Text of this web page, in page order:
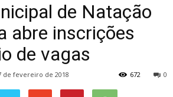
de Natação
abre inscrições
de vagas
de fevereiro de 2018 0
672